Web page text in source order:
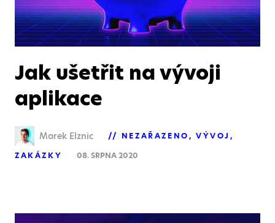
Jak ušetřit na vývoji
aplikace
Marek Elznic NEZAŘAZENO
VÝVOJ
ZAKÁZKY
08. SRPNA 2020